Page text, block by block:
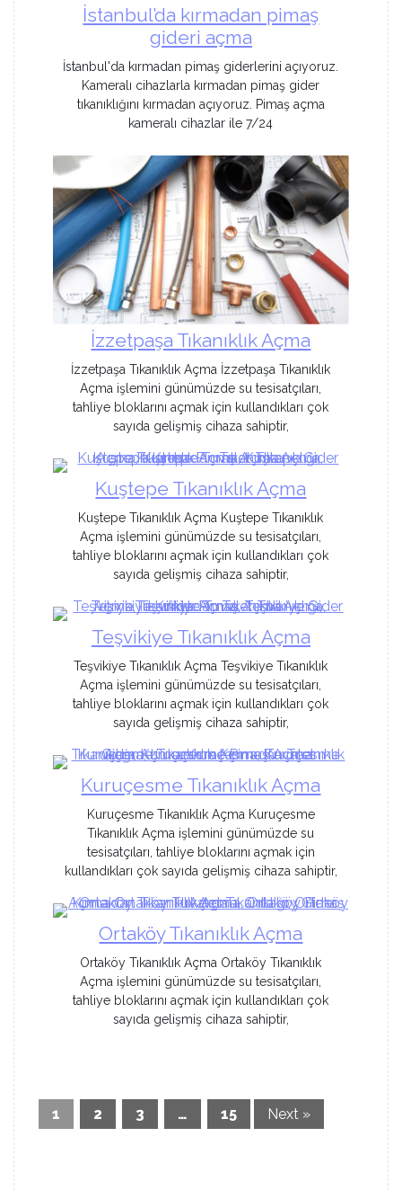
İstanbul’da kırmadan pimaş
gideri açma
İstanbul'da kırmadan pimaş giderlerini açıyoruz.
Kameralı cihazlarla kırmadan pimaş gider
tıkanıklığını kırmadan açıyoruz. Pimaş açma
kameralı cihazlar ile 7/24
İzzetpaşa Tıkanıklık Açma
İzzetpaşa Tıkanıklık Açma İzzetpaşa Tıkanıklık
Açma işlemini günümüzde su tesisatçıları,
tahliye bloklarını açmak için kullandıkları çok
sayıda gelişmiş cihaza sahiptir,
Kuştepe Tıkanıklık Açma
Kuştepe Tıkanıklık Açma Kuştepe Tıkanıklık
Açma işlemini günümüzde su tesisatçıları,
tahliye bloklarını açmak için kullandıkları çok
sayıda gelişmiş cihaza sahiptir,
Teşvikiye Tıkanıklık Açma
Teşvikiye Tıkanıklık Açma Teşvikiye Tıkanıklık
Açma işlemini günümüzde su tesisatçıları,
tahliye bloklarını açmak için kullandıkları çok
sayıda gelişmiş cihaza sahiptir,
Kuruçesme Tıkanıklık Açma
Kuruçesme Tıkanıklık Açma Kuruçesme
Tıkanıklık Açma işlemini günümüzde su
tesisatçıları, tahliye bloklarını açmak için
kullandıkları çok sayıda gelişmiş cihaza sahiptir,
Ortaköy Tıkanıklık Açma
Ortaköy Tıkanıklık Açma Ortaköy Tıkanıklık
Açma işlemini günümüzde su tesisatçıları,
tahliye bloklarını açmak için kullandıkları çok
sayıda gelişmiş cihaza sahiptir,
1 2 3 … 15 Next »